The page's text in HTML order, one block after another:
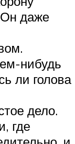
Он даже
нибудь
ли голова
дело.
где